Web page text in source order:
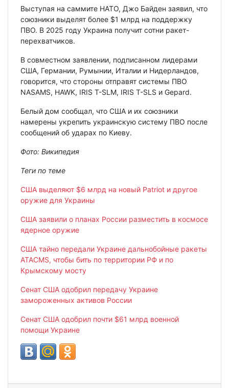
Выступая на саммите НАТО, Джо Байден заявил, что
союзники выделят более $1 млрд на поддержку
ПВО. В 2025 году Украина получит сотни ракет-
перехватчиков.
В совместном заявлении, подписанном лидерами
США, Германии, Румынии, Италии и Нидерландов,
говорится, что стороны отправят системы ПВО
NASAMS, HAWK, IRIS T-SLM, IRIS T-SLS и Gepard.
Белый дом сообщал, что США и их союзники
намерены укрепить украинскую систему ПВО после
сообщений об ударах по Киеву.
Фото: Википедия
Теги по теме
США выделяют $6 млрд на новый Patriot и другое
оружие для Украины
США заявили о планах России разместить в космосе
ядерное оружие
США тайно передали Украине дальнобойные ракеты
ATACMS, чтобы бить по территории РФ и по
Крымскому мосту
Сенат США одобрил передачу Украине
замороженных активов России
Сенат США одобрил почти $61 млрд военной
помощи Украине